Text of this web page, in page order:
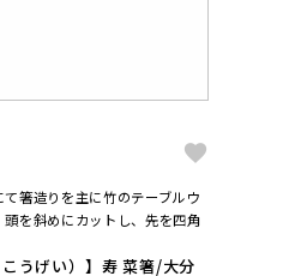
箸造りを主に竹のテーブルウ
を斜めにカットし、先を四角
こうげい）】寿 菜箸/大分